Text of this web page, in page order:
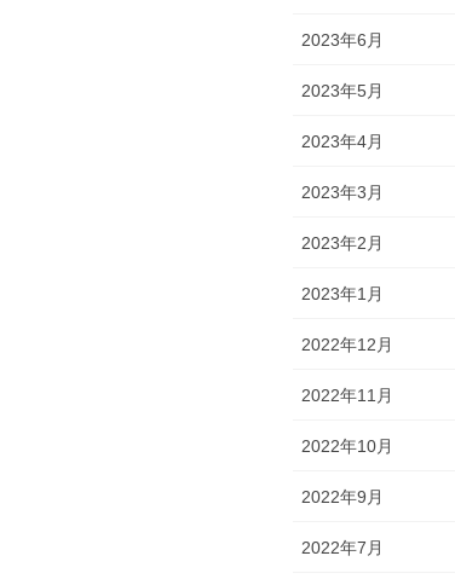
2023年6月
2023年5月
2023年4月
2023年3月
2023年2月
2023年1月
2022年12月
2022年11月
2022年10月
2022年9月
2022年7月